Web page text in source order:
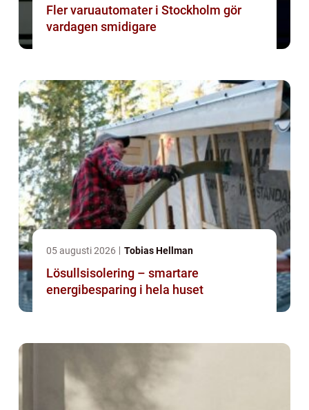
Fler varuautomater i Stockholm gör
vardagen smidigare
05 augusti 2026 Tobias Hellman
Lösullsisolering – smartare
energibesparing i hela huset